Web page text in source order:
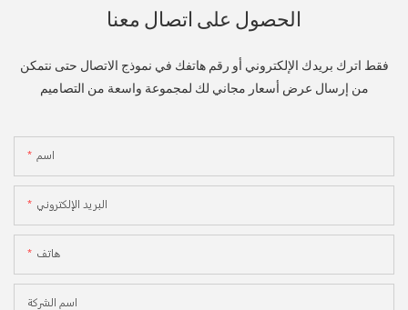
الحصول على اتصال معنا
فقط اترك بريدك الإلكتروني أو رقم هاتفك في نموذج الاتصال حتى نتمكن
من إرسال عرض أسعار مجاني لك لمجموعة واسعة من التصاميم
اسم
البريد الإلكتروني
هاتف
اسم الشركة